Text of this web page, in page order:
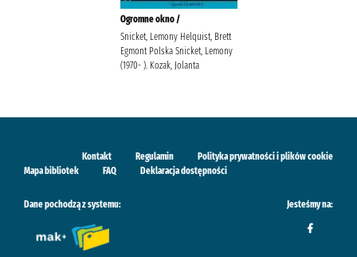
Ogromne okno /
Snicket, Lemony Helquist, Brett
Egmont Polska Snicket, Lemony
(1970- ). Kozak, Jolanta
Kontakt Regulamin
Polityka prywatności i plików cookie
Mapa bibliotek
FAQ Deklaracja dostępności
Dane pochodzą z systemu: Jesteśmy na: